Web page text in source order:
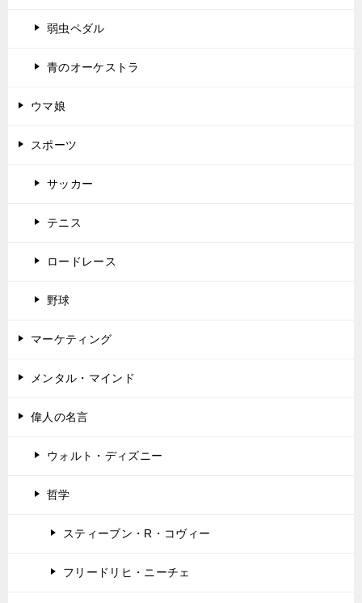
弱虫ペダル
青のオーケストラ
ウマ娘
スポーツ
サッカー
テニス
ロードレース
野球
マーケティング
メンタル・マインド
偉人の名言
ウォルト・ディズニー
哲学
スティーブン・R・コヴィー
フリードリヒ・ニーチェ